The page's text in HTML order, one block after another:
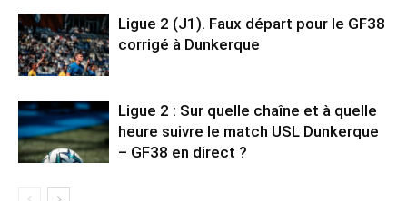
Ligue 2 (J1). Faux départ pour le GF38
corrigé à Dunkerque
Ligue 2 : Sur quelle chaîne et à quelle
heure suivre le match USL Dunkerque
– GF38 en direct ?